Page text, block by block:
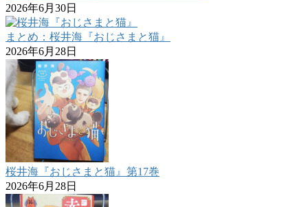
2026年6月30日
まとめ：桜井海『おじさまと猫』
2026年6月28日
桜井海『おじさまと猫』第17巻
2026年6月28日